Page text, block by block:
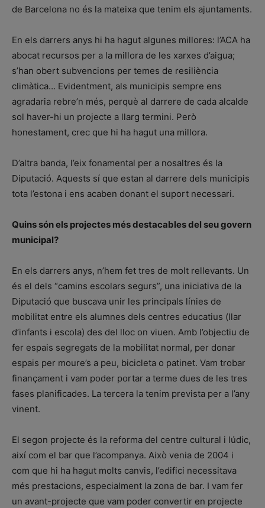
de Barcelona no és la mateixa que tenim els ajuntaments.
En els darrers anys hi ha hagut algunes millores: l’ACA ha
abocat recursos per a la millora de les xarxes d’aigua;
s’han obert subvencions per temes de resiliència
climàtica… Evidentment, als municipis sempre ens
agradaria rebre’n més, perquè al darrere de cada alcalde
sol haver-hi un projecte a llarg termini. Però
honestament, crec que hi ha hagut una millora.
D’altra banda, l’eix fonamental per a nosaltres és la
Diputació. Aquests sí que estan al darrere dels municipis
tota l’estona i ens acaben donant el suport necessari.
Quins són els projectes més destacables del seu govern
municipal?
En els darrers anys, n’hem fet tres de molt rellevants. Un
és el dels “camins escolars segurs”, una iniciativa de la
Diputació que buscava unir les principals línies de
mobilitat entre els alumnes dels centres educatius (llar
d’infants i escola) des del lloc on viuen. Amb l’objectiu de
fer espais segregats de la mobilitat normal, per donar
espais per moure’s a peu, bicicleta o patinet. Vam trobar
finançament i vam poder portar a terme dues de les tres
fases planificades. La tercera la tenim prevista per a l’any
vinent.
El segon projecte és la reforma del centre cultural i lúdic,
així com el bar que l’acompanya. Això venia de 2004 i
com que hi ha hagut molts canvis, l’edifici necessitava
més prestacions, especialment la zona de bar. I vam fer
un avant-projecte que vam poder convertir en projecte